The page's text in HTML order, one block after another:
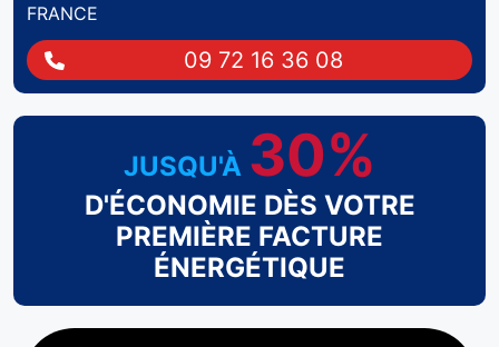
FRANCE
09 72 16 36 08
JUSQU'À 30%
D'ÉCONOMIE DÈS VOTRE
PREMIÈRE FACTURE
ÉNERGÉTIQUE